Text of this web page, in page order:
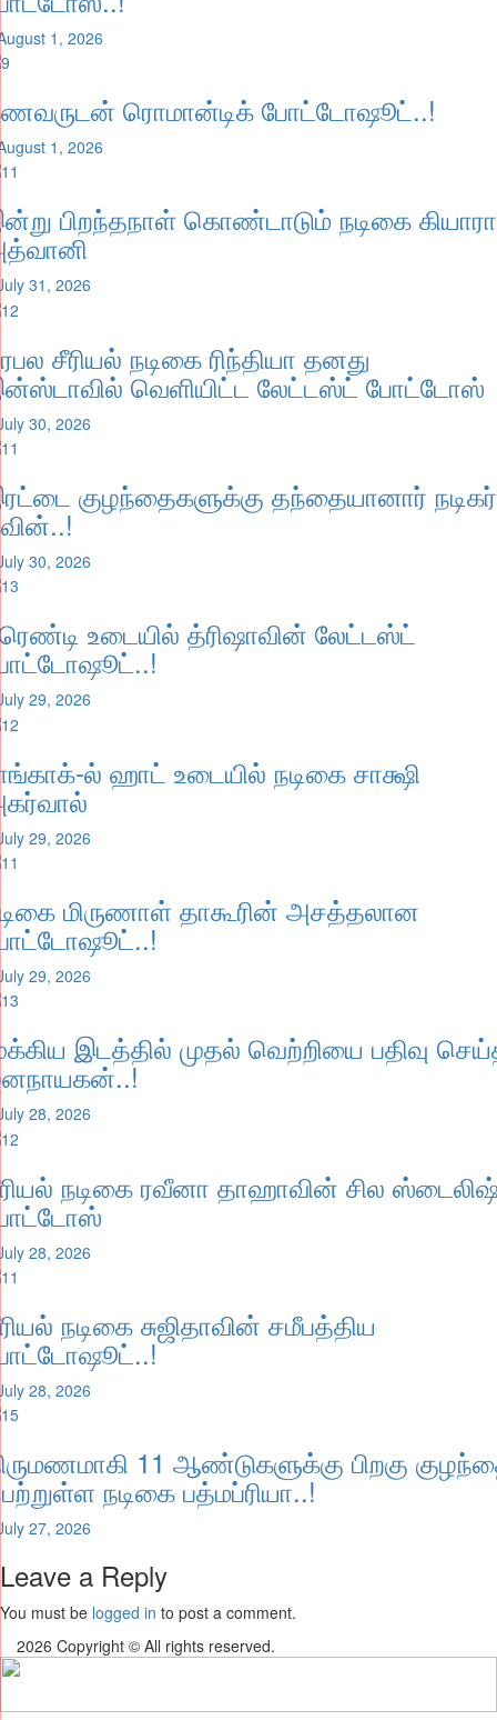
1, 2026
ரொமான்டிக் போட்டோஷூட்..!
1, 2026
பிறந்தநாள் கொண்டாடும் நடிகை கியாரா
31, 2026
சீரியல் நடிகை ரிந்தியா தனது
வெளியிட்ட லேட்டஸ்ட் போட்டோஸ்
30, 2026
குழந்தைகளுக்கு தந்தையானார் நடிகர்
30, 2026
உடையில் த்ரிஷாவின் லேட்டஸ்ட்
29, 2026
ல் ஹாட் உடையில் நடிகை சாக்ஷி
29, 2026
மிருணாள் தாகூரின் அசத்தலான
29, 2026
இடத்தில் முதல் வெற்றியை பதிவு
28, 2026
நடிகை ரவீனா தாஹாவின் சில
28, 2026
நடிகை சுஜிதாவின் சமீபத்திய
28, 2026
11 ஆண்டுகளுக்கு பிறகு
நடிகை பத்மப்ரியா..!
27, 2026
Leave a Reply
You must be logged in to post a comment.
2026 Copyright © All rights reserved.